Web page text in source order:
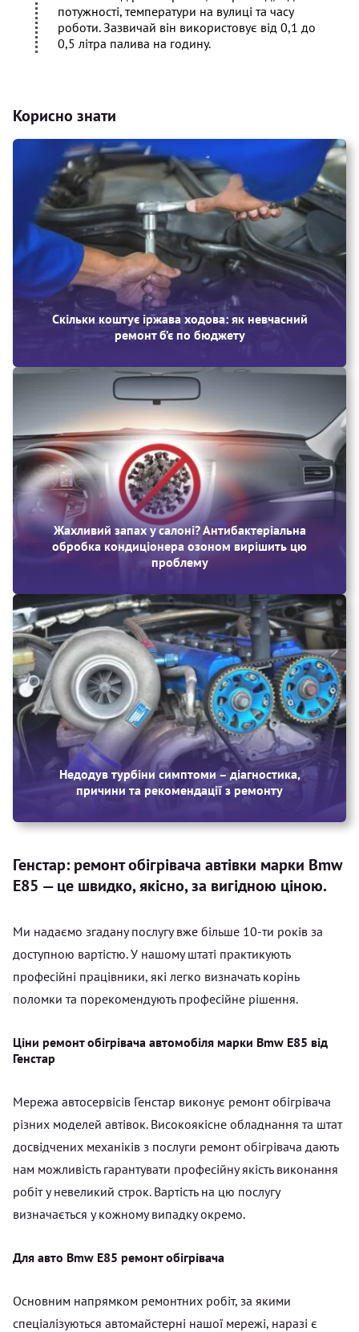
потужності, температури на вулиці та часу
роботи. Зазвичай він використовує від 0,1 до
0,5 літра палива на годину.
Корисно знати
Скільки коштує іржава ходова: як невчасний
ремонт б’є по бюджету
Жахливий запах у салоні? Антибактеріальна
обробка кондиціонера озоном вирішить цю
проблему
Недодув турбіни симптоми – діагностика,
причини та рекомендації з ремонту
Генстар: ремонт обігрівача автівки марки Bmw
E85 — це швидко, якісно, за вигідною ціною.
Ми надаємо згадану послугу вже більше 10-ти років за
доступною вартістю. У нашому штаті практикують
професійні працівники, які легко визначать корінь
поломки та порекомендують професійне рішення.
Ціни ремонт обігрівача автомобіля марки Bmw E85 від
Генстар
Мережа автосервісів Генстар виконує ремонт обігрівача
різних моделей автівок. Високоякісне обладнання та штат
досвідчених механіків з послуги ремонт обігрівача дають
нам можливість гарантувати професійну якість виконання
робіт у невеликий строк. Вартість на цю послугу
визначається у кожному випадку окремо.
Для авто Bmw E85 ремонт обігрівача
Основним напрямком ремонтних робіт, за якими
спеціалізуються автомайстерні нашої мережі, наразі є